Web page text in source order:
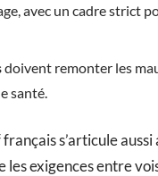
avec un cadre strict
doivent remonter les
santé.
français s’articule
les exigences entre